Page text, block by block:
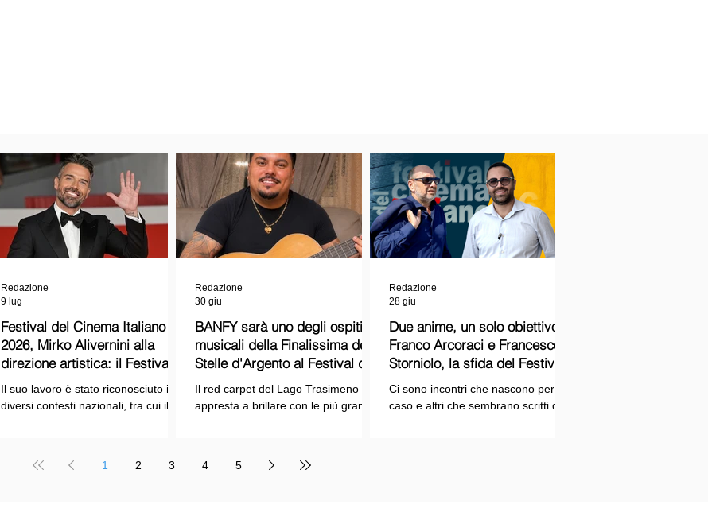
Festival del Cinema Italiano
2026, Mirko Alivernini alla
direzione artistica: il Festival
punta sul dialogo tra tradizione
e nuove tecnologie
Il suo lavoro è stato riconosciuto in
diversi contesti nazionali, tra cui il
Internazionale d'Arte
Redazione
9 lug
BANFY sarà uno degli ospiti
musicali della Finalissima delle
Stelle d'Argento al Festival del
Cinema Italiano 2026!
Il red carpet del Lago Trasimeno si
appresta a brillare con le più grandi
Cinema Italiano 2026 – guidata dal
Redazione
30 giu
Due anime, un solo obiettivo:
Franco Arcoraci e Francesco
Storniolo, la sfida del Festival
del Cinema Italiano sul Lago
Trasimeno
Ci sono incontri che nascono per
caso e altri che sembrano scritti dal
Redazione
28 giu
1 2 3 4 5